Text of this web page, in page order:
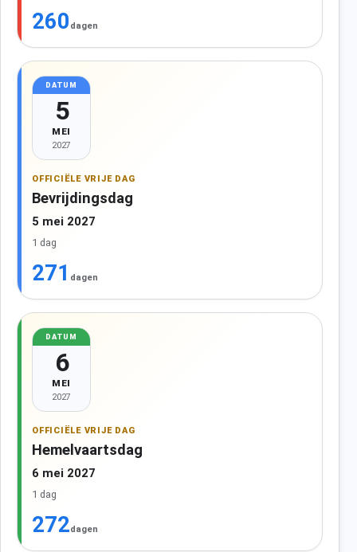
260 dagen
DATUM
5
MEI
2027
OFFICIËLE VRIJE DAG
Bevrijdingsdag
5 mei 2027
1 dag
271 dagen
DATUM
6
MEI
2027
OFFICIËLE VRIJE DAG
Hemelvaartsdag
6 mei 2027
1 dag
272dagen